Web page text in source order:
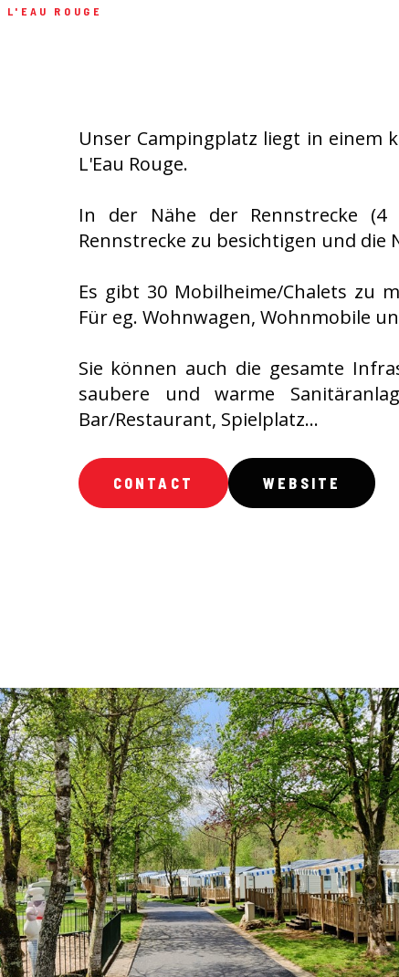
L'EAU ROUGE
Unser Campingplatz liegt in einem
L'Eau Rouge.
In der Nähe der Rennstrecke
Rennstrecke zu besichtigen und
Es gibt 30 Mobilheime/Chalets zu
Für eg. Wohnwagen, Wohnmobile
Sie können auch die gesamte
saubere und warme
Bar/Restaurant, Spielplatz...
CONTACT WEBSITE